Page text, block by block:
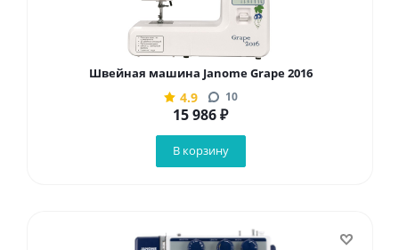
Швейная машина Janome Grape 2016
4.9 10
15 986₽
В корзину